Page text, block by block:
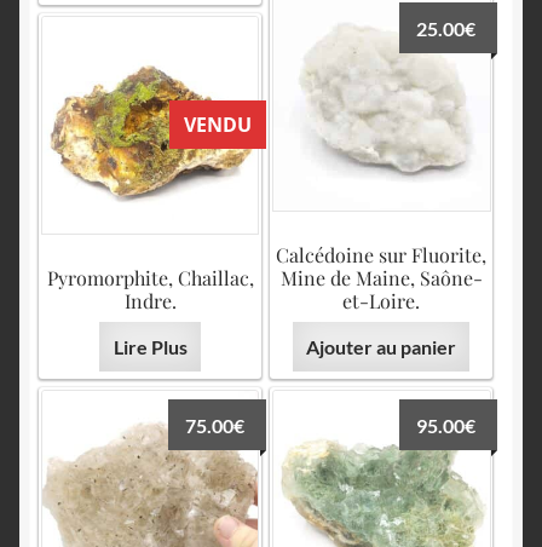
Calcédoine sur Fluorite,
Mine de Maine, Saône-
et-Loire.
25.00€
Ajouter au panier
VENDU
Pyromorphite, Chaillac,
Indre.
Lire Plus
75.00€ 95.00€